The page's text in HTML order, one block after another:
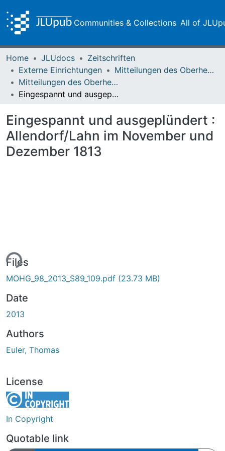
Communities & Collections All of
Home JLUdocs
Zeitschriften
Externe Einrichtungen
Mitteilungen des Oberhessischen Geschichtsvereins Gießen
Mitteilungen des Oberhessischen Geschichtsvereins Gießen Vol. 098 (2013)
Eingespannt und ausgeplündert : Allendorf/Lahn im November und Dezember 1813
Eingespannt und ausgeplündert :
Allendorf/Lahn im November und
Dezember 1813
Files
MOHG_98_2013_S89_109.pdf (23.73 MB)
Date
2013
Authors
Euler, Thomas
License
In Copyright
Quotable link